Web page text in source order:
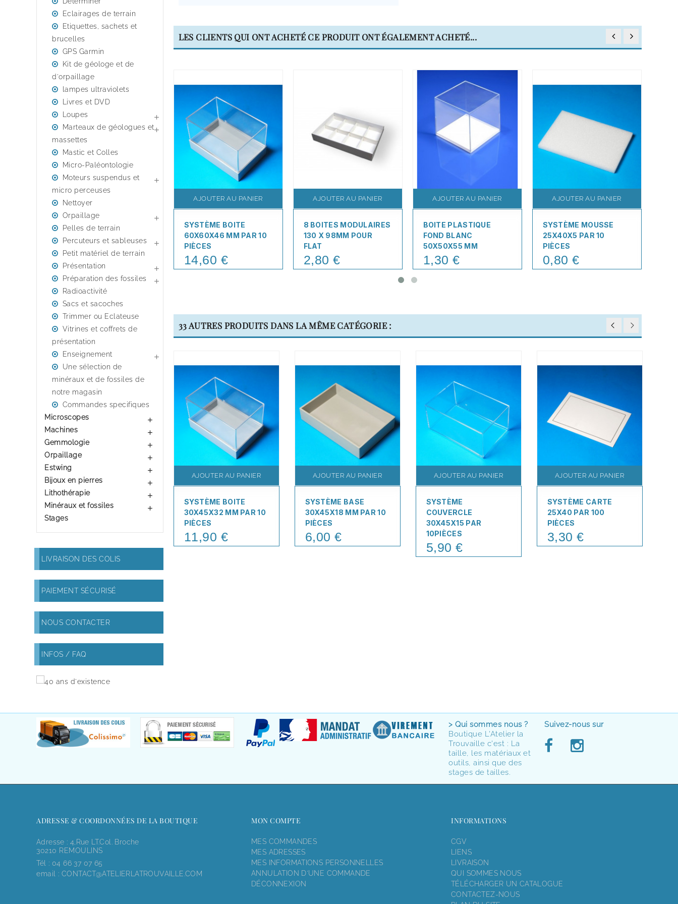
Eclairages de terrain
Etiquettes, sachets et
brucelles
GPS Garmin
Kit de géologe et de
d'orpaillage
lampes ultraviolets
Livres et DVD
Loupes

Marteaux de géologues et
massettes

Mastic et Colles
Micro-Paléontologie
Moteurs suspendus et
micro perceuses

Nettoyer
Orpaillage

Pelles de terrain
Percuteurs et sableuses

Petit matériel de terrain
Présentation

Préparation des fossiles 
Radioactivité
Sacs et sacoches
Trimmer ou Eclateuse
Vitrines et coffrets de
présentation
Enseignement

Une sélection de
minéraux et de fossiles de
notre magasin
Commandes specifiques
Microscopes

Machines 
Gemmologie 
Orpaillage 
Estwing 
Bijoux en pierres 
Lithothérapie 
Minéraux et fossiles 
Stages
LIVRAISON DES COLIS
PAIEMENT SÉCURISÉ
NOUS CONTACTER
INFOS / FAQ
LES CLIENTS QUI ONT ACHETÉ CE PRODUIT ONT ÉGALEMENT ACHETÉ...
AJOUTER AU PANIER
SYSTÈME BOITE
60X60X46 MM PAR 10
PIÈCES
Price
14,60 €
AJOUTER AU PANIER
8 BOITES MODULAIRES
130 X 98MM POUR
FLAT
Price
2,80 €
AJOUTER AU PANIER
BOITE PLASTIQUE
FOND BLANC
50X50X55 MM
Price
1,30 €
AJOUTER AU PANIER
SYSTÈME MOUSSE
25X40X5 PAR 10
PIÈCES
Price
0,80 €
33 AUTRES PRODUITS DANS LA MÊME CATÉGORIE :
AJOUTER AU PANIER
SYSTÈME BOITE
30X45X32 MM PAR 10
PIÈCES
Price
11,90 €
AJOUTER AU PANIER
SYSTÈME BASE
30X45X18 MM PAR 10
PIÈCES
Price
6,00 €
AJOUTER AU PANIER
SYSTÈME
COUVERCLE
30X45X15 PAR
10PIÈCES
Price
5,90 €
AJOUTER AU PANIER
SYSTÈME CARTE
25X40 PAR 100
PIÈCES
Price
3,30 €
> Qui sommes nous ?
Boutique L'Atelier la
Trouvaille c'est : La
taille, les matériaux et
outils, ainsi que des
stages de tailles.
Suivez-nous sur
ADRESSE & COORDONNÉES DE LA BOUTIQUE
Adresse : 4,rue LT.Col. Broche
30210 REMOULINS
Tél : 04 66 37 07 65
email : CONTACT@ATELIERLATROUVAILLE.COM
MON COMPTE
MES COMMANDES
MES ADRESSES
MES INFORMATIONS PERSONNELLES
ANNULATION D'UNE COMMANDE
DÉCONNEXION
INFORMATIONS
CGV
LIENS
LIVRAISON
QUI SOMMES NOUS
TÉLÉCHARGER UN CATALOGUE
CONTACTEZ-NOUS